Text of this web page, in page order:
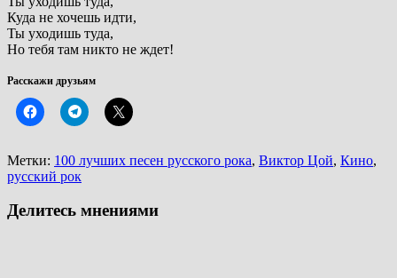
Куда не хочешь идти,
Ты уходишь туда,
Но тебя там никто не ждет!
Расскажи друзьям
Метки: 100 лучших песен русского рока, Виктор Цой, Кино,
русский рок
Делитесь мнениями